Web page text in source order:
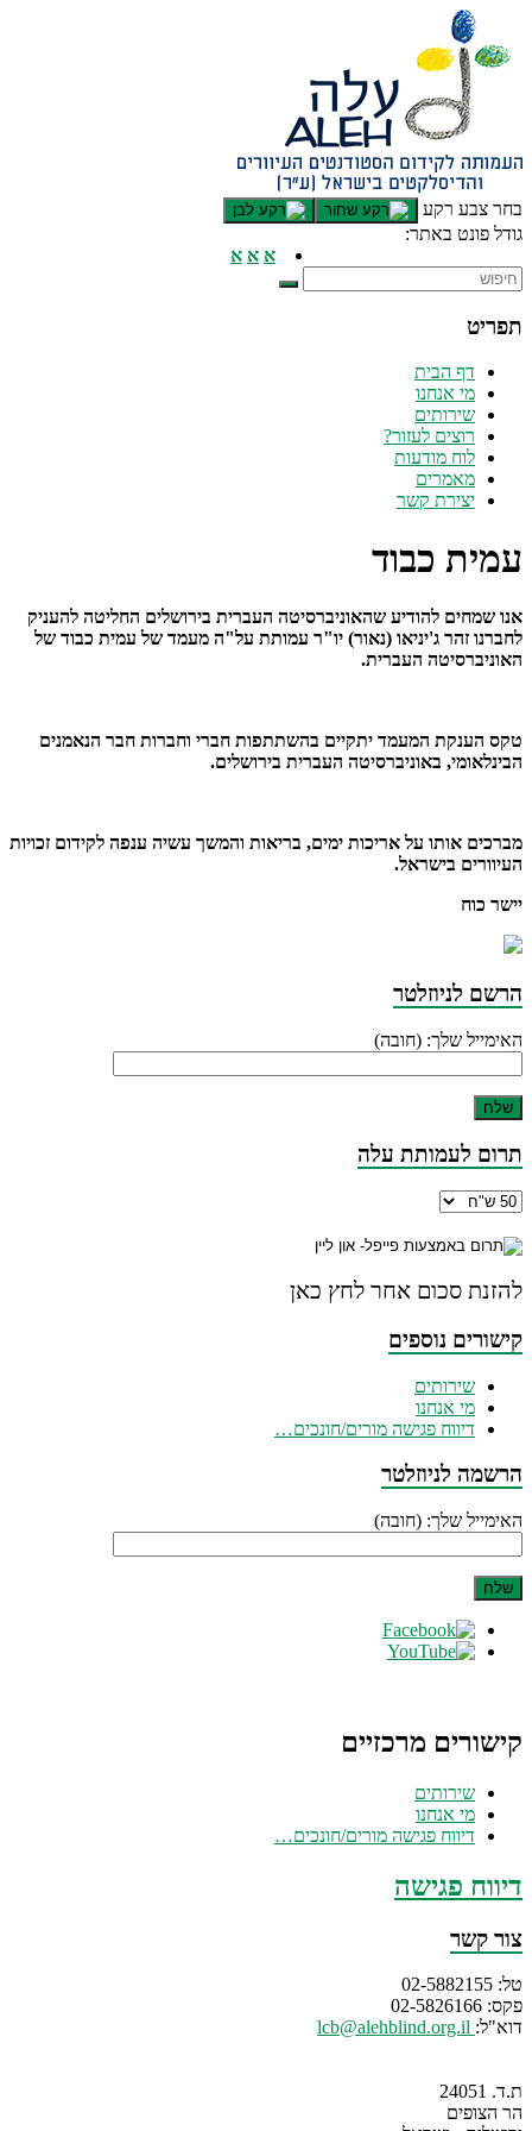
בחר צבע רקע
גודל פונט באתר:
א א א
תפריט
דף הבית
מי אנחנו
שירותים
רוצים לעזור?
לוח מודעות
מאמרים
יצירת קשר
עמית כבוד
אנו שמחים להודיע שהאוניברסיטה העברית בירושלים החליטה להעניק
לחברנו זהר ג'יניאו (נאור) יו"ר עמותת על"ה מעמד של עמית כבוד של
האוניברסיטה העברית.
טקס הענקת המעמד יתקיים בהשתתפות חברי וחברות חבר הנאמנים
הבינלאומי, באוניברסיטה העברית בירושלים.
מברכים אותו על אריכות ימים, בריאות והמשך עשיה ענפה לקידום זכויות
העיוורים בישראל.
יישר כוח
הרשם לניוזלטר
האימייל שלך: (חובה)
תרום לעמותת עלה
להזנת סכום אחר לחץ כאן
קישורים נוספים
שירותים
מי אנחנו
דיווח פגישה מורים/חונכים…
הרשמה לניוזלטר
האימייל שלך: (חובה)
קישורים מרכזיים
שירותים
מי אנחנו
דיווח פגישה מורים/חונכים…
דיווח פגישה
צור קשר
טל: 02-5882155
פקס: 02-5826166
דוא"ל:
ת.ד. 24051
הר הצופים